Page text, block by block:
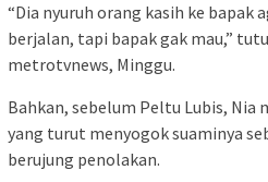
“Dia nyuruh orang kasih ke bapak
berjalan, tapi bapak gak mau,”
metrotvnews, Minggu.
Bahkan, sebelum Peltu Lubis, Nia
yang turut menyogok suaminya
berujung penolakan.